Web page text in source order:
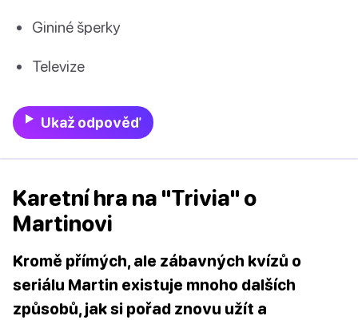
Gininé šperky
Televize
Ukaž odpověď
Karetní hra na "Trivia" o
Martinovi
Kromě přímých, ale zábavných kvízů o
seriálu Martin existuje mnoho dalších
způsobů, jak si pořad znovu užít a